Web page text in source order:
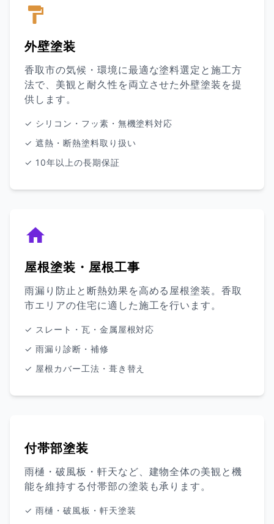
外壁塗装
香取市の気候・環境に最適な塗料選定と施工方
法で、美観と耐久性を両立させた外壁塗装を提
供します。
✓ シリコン・フッ素・無機塗料対応
✓ 遮熱・断熱塗料取り扱い
✓ 10年以上の長期保証
屋根塗装・屋根工事
雨漏り防止と断熱効果を高める屋根塗装。香取
市エリアの住宅に適した施工を行います。
✓ スレート・瓦・金属屋根対応
✓ 雨漏り診断・補修
✓ 屋根カバー工法・葺き替え
付帯部塗装
雨樋・破風板・軒天など、建物全体の美観と機
能を維持する付帯部の塗装も承ります。
✓ 雨樋・破風板・軒天塗装